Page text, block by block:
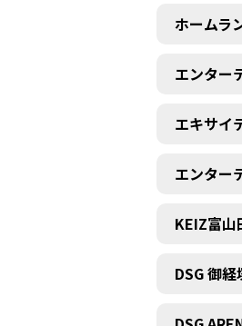
ホームラ
エンター
エキサイ
エンター
KEIZ富山
DSG 御